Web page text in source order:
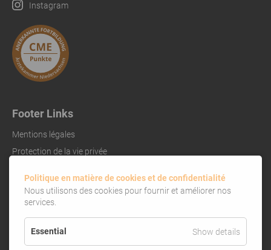
Instagram
Footer Links
Mentions légales
Protection de la vie privée
Politique en matière de cookies et de confidentialité
Nous utilisons des cookies pour fournir et améliorer nos
services.
Essential Show details